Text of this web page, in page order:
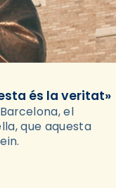
és la veritat»
el
que aquesta